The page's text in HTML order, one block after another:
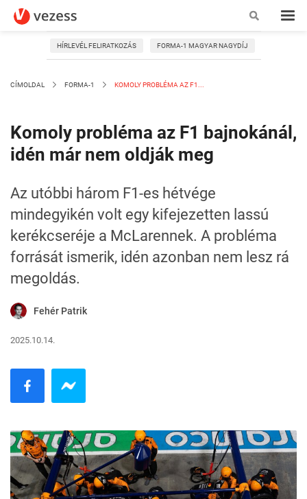
HÍRLEVÉL FELIRATKOZÁS FORMA-1 MAGYAR NAGYDÍJ
CÍMOLDAL FORMA-1 KOMOLY PROBLÉMA AZ F1...
Komoly probléma az F1 bajnokánál,
idén már nem oldják meg
Az utóbbi három F1-es hétvége
mindegyikén volt egy kifejezetten lassú
kerékcseréje a McLarennek. A probléma
forrását ismerik, idén azonban nem lesz rá
megoldás.
Fehér Patrik
2025.10.14.